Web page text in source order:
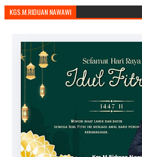
KGS.M.RIDUAN NAWAWI